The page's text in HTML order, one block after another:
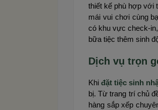
thiết kế phù hợp với
mái vui chơi cùng
có khu vực check-
bữa tiệc thêm sinh
Dịch vụ trọn
Khi đặt tiệc sinh
bị. Từ trang trí chủ
hàng sắp xếp